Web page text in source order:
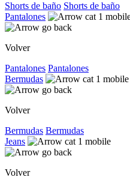
Shorts de baño Shorts de baño
Pantalones
Volver
Pantalones Pantalones
Bermudas
Volver
Bermudas Bermudas
Jeans
Volver